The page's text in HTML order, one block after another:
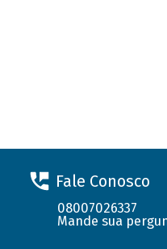
Fale Conosco
08007026337
Mande sua